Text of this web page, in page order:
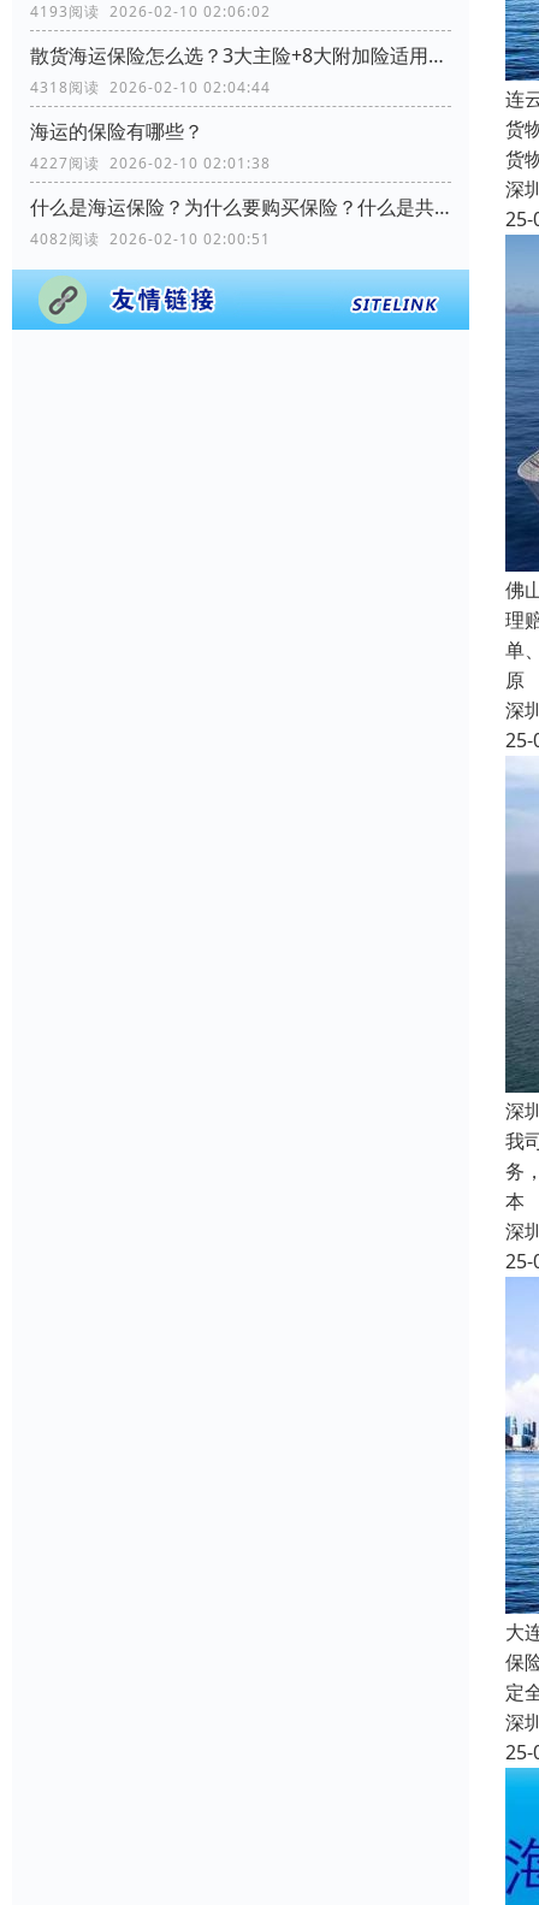
4193阅读 2026-02-10 02:06:02
散货海运保险怎么选？3大主险+8大附加险适用场景全解析
4318阅读 2026-02-10 02:04:44
海运的保险有哪些？
4227阅读 2026-02-10 02:01:38
什么是海运保险？为什么要购买保险？什么是共同海损？
4082阅读 2026-02-10 02:00:51
连
货
货
深
25-
佛
理
单
原
深
25-
深
我
务
本
深
25-
大
保
定
深
25-